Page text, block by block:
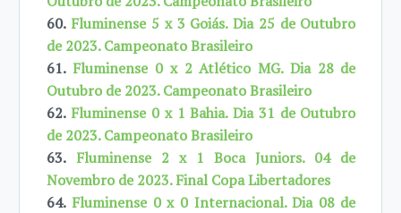
60. Fluminense 5 x 3 Goiás. Dia 25 de Outubro
de 2023. Campeonato Brasileiro
61. Fluminense 0 x 2 Atlético MG. Dia 28 de
Outubro de 2023. Campeonato Brasileiro
62. Fluminense 0 x 1 Bahia. Dia 31 de Outubro
de 2023. Campeonato Brasileiro
63. Fluminense 2 x 1 Boca Juniors. 04 de
Novembro de 2023. Final Copa Libertadores
64. Fluminense 0 x 0 Internacional. Dia 08 de